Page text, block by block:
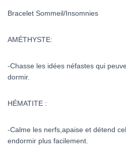
Bracelet Sommeil/Insomnies
AMÉTHYSTE:
-Chasse les idées néfastes qui
dormir.
HÉMATITE :
-Calme les nerfs,apaise et détend
endormir plus facilement.